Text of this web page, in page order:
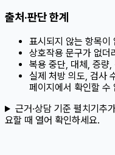
출처·판단 한계
표시되지 않는 항목이
상호작용 문구가 없더
복용 중단, 대체, 증량
실제 처방 의도, 검사
페이지에서 확인할 수
근거·상담 기준 펼치기추
요할 때 열어 확인하세요.